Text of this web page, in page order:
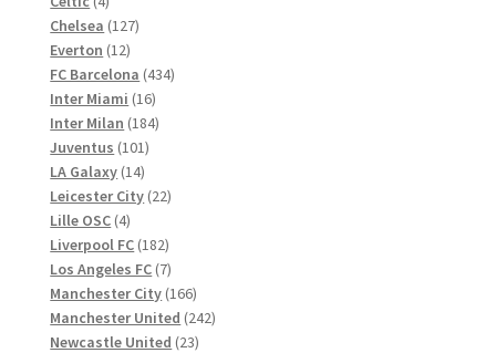
Produkte
Chelsea 127127
Everton 1212
Produkte
FC Barcelona 434434
Inter Miami 1616
Produkte
Inter Milan 184184
Juventus 101101
LA Galaxy 1414
Produkte
Leicester City 2222
Lille OSC 44
Produkte
Liverpool FC 182182
Produkte
Los Angeles FC 77
Produkte
Manchester City 166166
Produkte
Manchester United 242242
Newcastle United 2323